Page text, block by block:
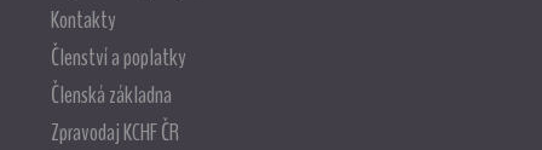
Kontakty
Členství a poplatky
Členská základna
Zpravodaj KCHF ČR